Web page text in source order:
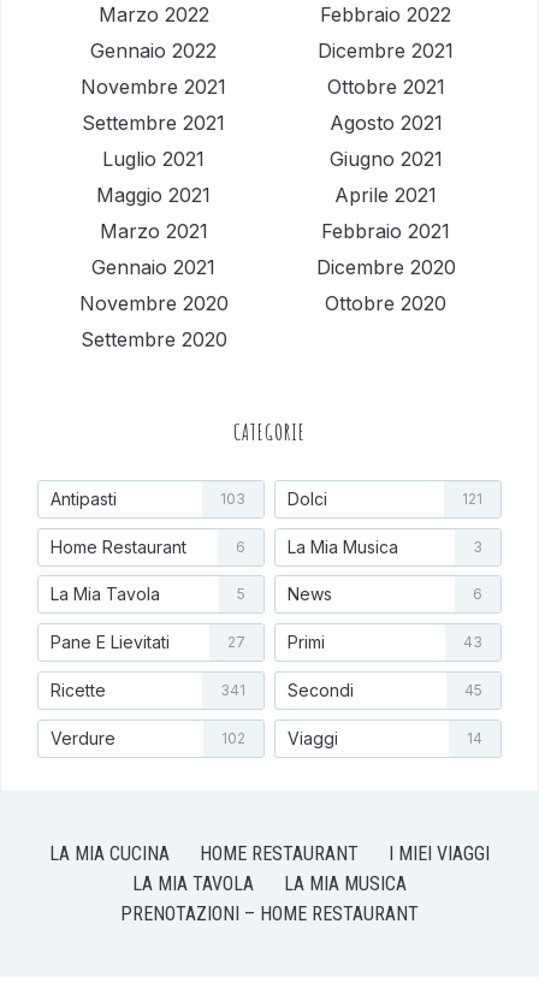
Marzo 2022
Febbraio 2022
Gennaio 2022
Dicembre 2021
Novembre 2021
Ottobre 2021
Settembre 2021
Agosto 2021
Luglio 2021
Giugno 2021
Maggio 2021
Aprile 2021
Marzo 2021
Febbraio 2021
Gennaio 2021
Dicembre 2020
Novembre 2020
Ottobre 2020
Settembre 2020
CATEGORIE
Antipasti 103 Dolci 121
Home Restaurant 6 La Mia Musica 3
La Mia Tavola 5 News 6
Pane E Lievitati 27 Primi 43
Ricette 341 Secondi 45
Verdure 102 Viaggi 14
LA MIA CUCINA HOME RESTAURANT
I MIEI VIAGGI
LA MIA TAVOLA
LA MIA MUSICA
PRENOTAZIONI – HOME RESTAURANT